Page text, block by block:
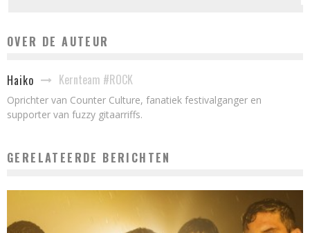
OVER DE AUTEUR
Haiko Kernteam #ROCK
Oprichter van Counter Culture, fanatiek festivalganger en
supporter van fuzzy gitaarriffs.
GERELATEERDE BERICHTEN